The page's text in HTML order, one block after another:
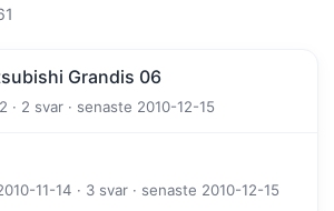
Grandis 06
· 2 svar · senaste 2010-12-15
11-14 · 3 svar · senaste 2010-12-15